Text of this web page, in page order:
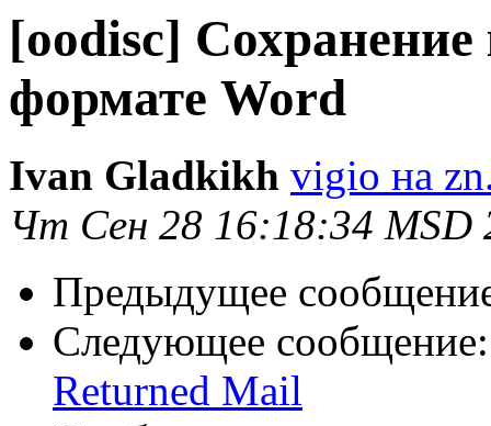
[oodisc] Сохранение
формате Word
Ivan Gladkikh vigio на
Чт Сен 28 16:18:34 MSD
Предыдущее
Следующее
Returned Mail